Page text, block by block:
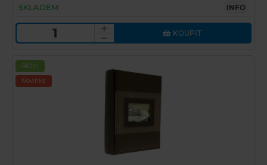
SKLADEM INFO
KOUPIT
Akční
Novinka